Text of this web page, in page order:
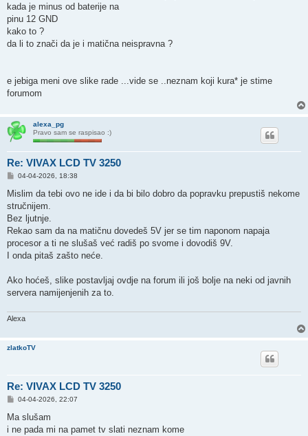
kada je minus od baterije na
pinu 12 GND
kako to ?
da li to znači da je i matična neispravna ?
e jebiga meni ove slike rade ...vide se ..neznam koji kura* je stime
forumom
alexa_pg
Pravo sam se raspisao :)
Re: VIVAX LCD TV 3250
P
s
04-04-2026, 18:38
Mislim da tebi ovo ne ide i da bi bilo dobro da popravku prepustiš nekome
stručnijem.
Bez ljutnje.
Rekao sam da na matičnu dovedeš 5V jer se tim naponom napaja
procesor a ti ne slušaš već radiš po svome i dovodiš 9V.
I onda pitaš zašto neće.
Ako hoćeš, slike postavljaj ovdje na forum ili još bolje na neki od javnih
servera namijenjenih za to.
Alexa
zlatkoTV
Re: VIVAX LCD TV 3250
P
s
04-04-2026, 22:07
Ma slušam
i ne pada mi na pamet tv slati neznam kome